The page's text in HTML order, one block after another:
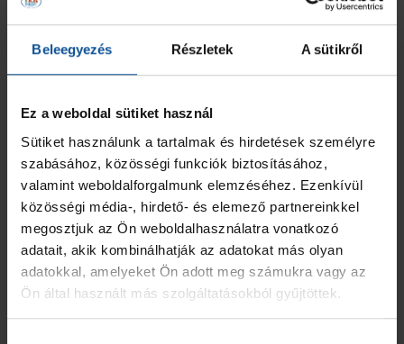
Beleegyezés Részletek A sütikről
Ez a weboldal sütiket használ
Sütiket használunk a tartalmak és hirdetések személyre
szabásához, közösségi funkciók biztosításához,
valamint weboldalforgalmunk elemzéséhez. Ezenkívül
közösségi média-, hirdető- és elemező partnereinkkel
megosztjuk az Ön weboldalhasználatra vonatkozó
adatait, akik kombinálhatják az adatokat más olyan
adatokkal, amelyeket Ön adott meg számukra vagy az
Ön által használt más szolgáltatásokból gyűjtöttek.
Ágota Alapítvány kapja meg tőlünk.
Nagy a sikere annak a rajzpályázatnak, amit gyerekeknek
szervezünk, az elkészült műveket pedig az Arénában kiállítjuk,